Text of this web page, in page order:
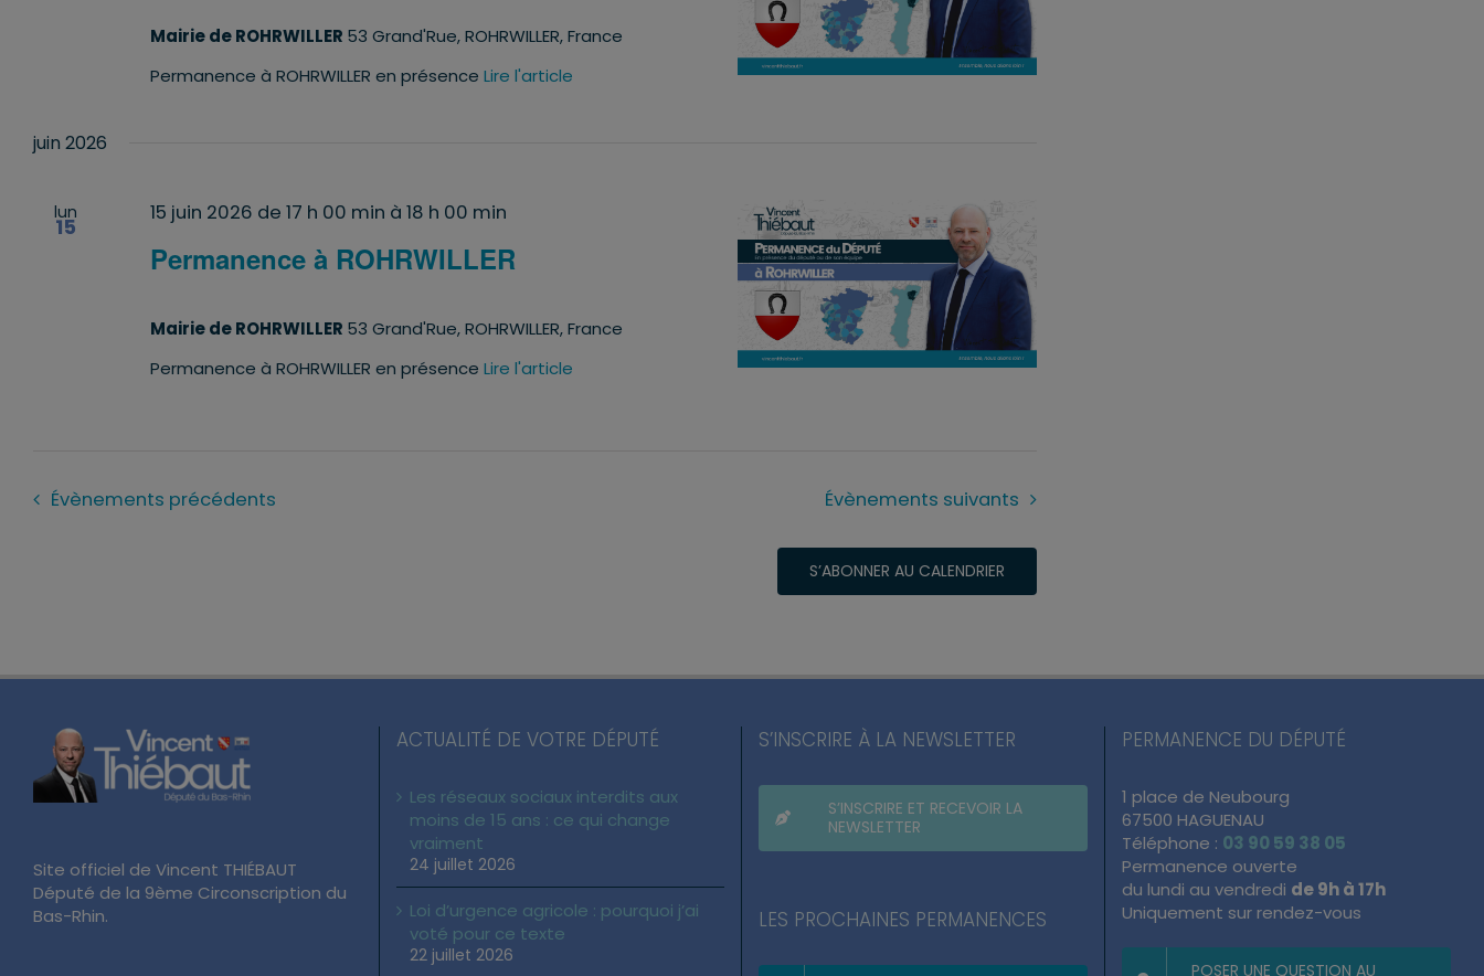
Mairie de ROHRWILLER 53 Grand'Rue, ROHRWILLER, France
Permanence à ROHRWILLER en présenceLire l'article
juin 2026
lun
15
Permanence à ROHRWILLER
15 juin 2026 de 17 h 00 min à18 h 00 min
Mairie de ROHRWILLER 53 Grand'Rue, ROHRWILLER, France
Permanence à ROHRWILLER en présenceLire l'article
Évènements précédents Évènements suivants
S’ABONNER AU CALENDRIER
Site officiel de Vincent THIÉBAUT
Député de la 9ème Circonscription du
Bas-Rhin.
ACTUALITÉ DE VOTRE DÉPUTÉ
Les réseaux sociaux interdits aux
moins de 15 ans : ce qui change
vraiment
24 juillet 2026
Loi d’urgence agricole : pourquoi j’ai
voté pour ce texte
22 juillet 2026
S’INSCRIRE À LA NEWSLETTER
S’INSCRIRE ET RECEVOIR LA
NEWSLETTER
LES PROCHAINES PERMANENCES
PERMANENCE DU DÉPUTÉ
1 place de Neubourg
67500 HAGUENAU
Téléphone : 03 90 59 38 05
Permanence ouverte
du lundi au vendredi de 9h à 17h
Uniquement sur rendez-vous
POSER UNE QUESTION AU